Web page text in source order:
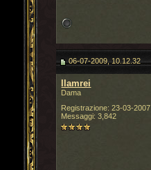
06-07-2009, 10.12.32
llamrei
Dama
Registrazione: 23-03-2007
Messaggi: 3,842